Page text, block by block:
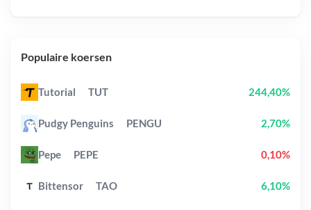
Populaire koersen
Tutorial TUT 244,40%
Pudgy Penguins PENGU 2,70%
Pepe PEPE 0,10%
Bittensor TAO 6,10%